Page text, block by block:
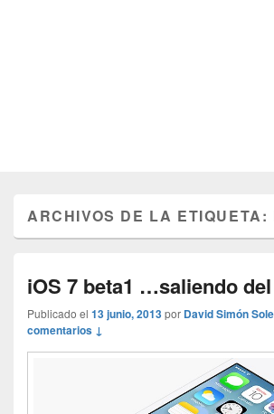
ARCHIVOS DE LA ETIQUETA:
iOS 7 beta1 …saliendo
Publicado el 13 junio, 2013por David Simón
comentarios ↓